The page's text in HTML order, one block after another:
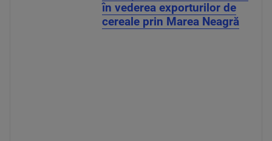
în vederea exporturilor de
cereale prin Marea Neagră